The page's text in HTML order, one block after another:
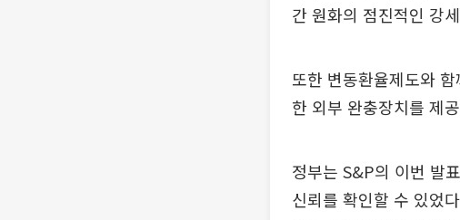
간 원화의 점진적인 강
또한 변동환율제도와
한 외부 완충장치를 제
정부는 S&P의 이번 발
신뢰를 확인할 수 있었